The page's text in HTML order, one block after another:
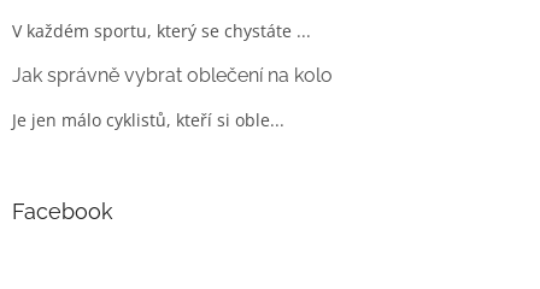
V každém sportu, který se chystáte ...
Jak správně vybrat oblečení na kolo
Je jen málo cyklistů, kteří si oble...
Facebook